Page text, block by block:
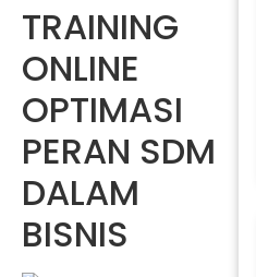
TRAINING
ONLINE
OPTIMASI
PERAN SDM
DALAM
BISNIS